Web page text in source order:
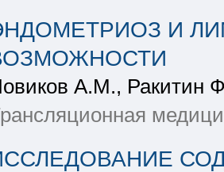
И
А.М., Ракитин